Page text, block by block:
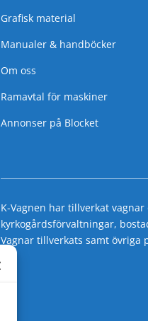
Grafisk material
Manualer & handböcker
Om oss
Ramavtal för maskiner
Annonser på Blocket
K-Vagnen har tillverkat
kyrkogårdsförvaltningar,
Vagnar tillverkats samt övriga